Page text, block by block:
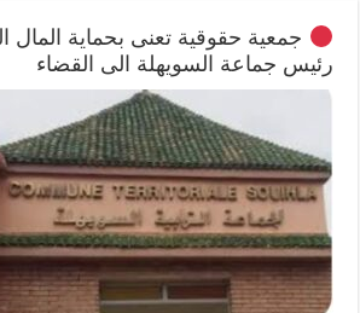
جمعية حقوقية تعنى بحماية المال
رئيس جماعة السويهلة الى القضاء